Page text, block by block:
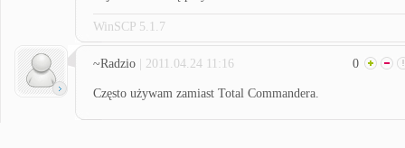
WinSCP 5.1.7
~Radzio | 2011.04.24 11:16 0
Często używam zamiast Total Commandera.